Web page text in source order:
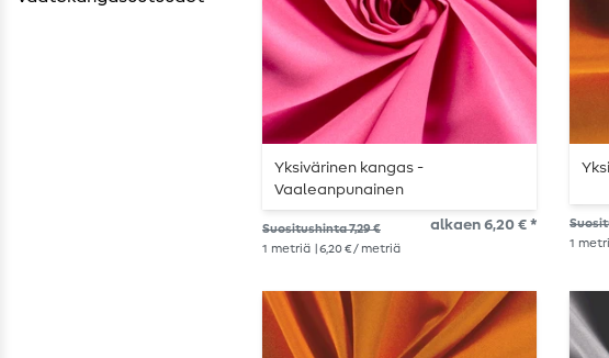
Yksivärinen kangas -
Vaaleanpunainen
Suositushinta 7,29 € alkaen 6,20 € *
1 metriä | 6,20 € / metriä 1